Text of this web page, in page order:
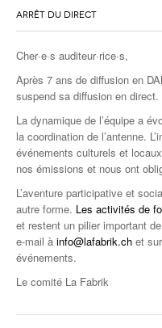
ARRÊT DU DIRECT
Cher·e·s auditeur·rice·s,
Après 7 ans de diffusion en
suspend sa diffusion en direct.
La dynamique de l’équipe a
la coordination de l’antenne.
événements culturels et
nos émissions et nous ont
L’aventure participative et
autre forme. Les activités de
et restent un pilier important
e-mail à info@lafabrik.ch et
événements.
Le comité La Fabrik